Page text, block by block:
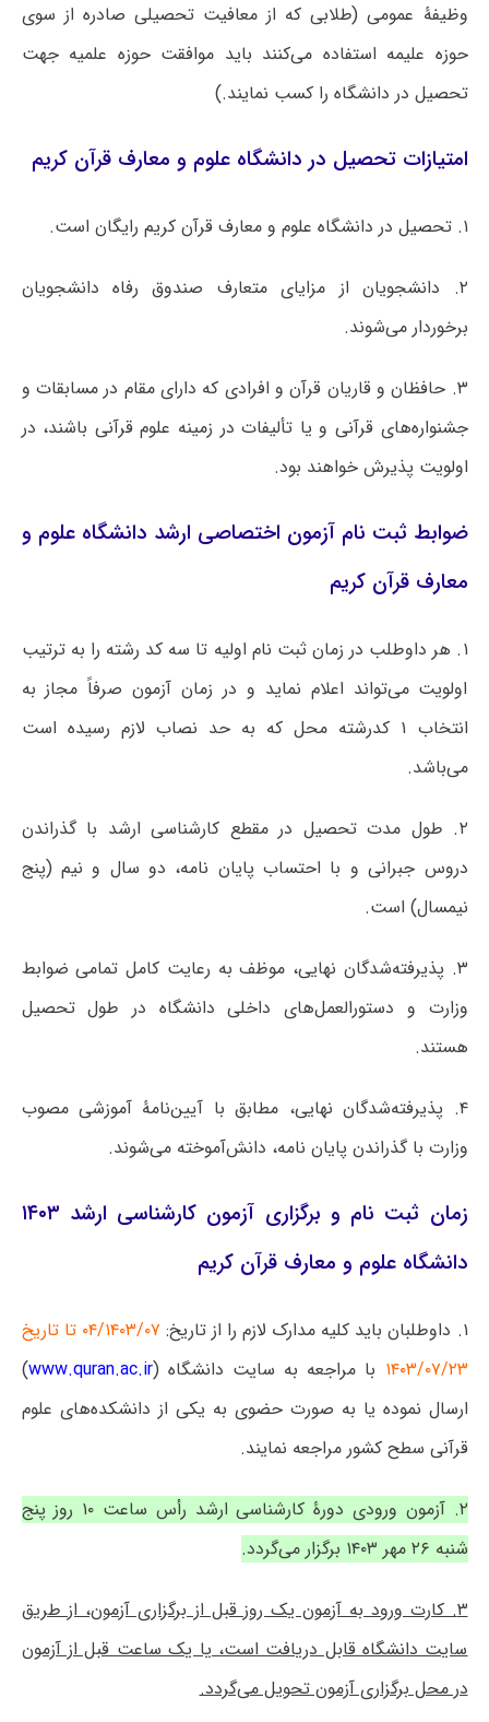
وظیفۀ عمومی (طلابی که از معافیت تحصیلی صادره از سوی
حوزه علیمه استفاده می‌کنند باید موافقت حوزه علمیه جهت
تحصیل در دانشگاه را کسب نمایند.)
امتیازات تحصیل در دانشگاه علوم و معارف قرآن کریم
۱. تحصیل در دانشگاه علوم و معارف قرآن کریم رایگان است.
۲. دانشجویان از مزایای متعارف صندوق رفاه دانشجویان
برخوردار می‌شوند.
۳. حافظان و قاریان قرآن و افرادی که دارای مقام در مسابقات و
جشنواره‌های قرآنی و یا تألیفات در زمینه علوم قرآنی باشند، در
اولویت پذیرش خواهند بود.
ضوابط ثبت نام آزمون اختصاصی ارشد دانشگاه علوم و
معارف قرآن کریم
۱. هر داوطلب در زمان ثبت نام اولیه تا سه کد رشته را به ترتیب
اولویت می‌تواند اعلام نماید و در زمان آزمون صرفاً مجاز به
انتخاب ۱ کدرشته محل که به حد نصاب لازم رسیده است
می‌باشد.
۲. طول مدت تحصیل در مقطع کارشناسی ارشد با گذراندن
دروس جبرانی و با احتساب پایان نامه، دو سال و نیم (پنج
نیمسال) است.
۳. پذیرفته‌شدگان نهایی، موظف به رعایت کامل تمامی ضوابط
وزارت و دستورالعمل‌های داخلی دانشگاه در طول تحصیل
هستند.
۴. پذیرفته‌شدگان نهایی، مطابق با آیین‌نامۀ آموزشی مصوب
وزارت با گذراندن پایان نامه، دانش‌آموخته می‌شوند.
زمان ثبت نام و برگزاری آزمون کارشناسی ارشد ۱۴۰۳
دانشگاه علوم و معارف قرآن کریم
۱. داوطلبان باید کلیه مدارک لازم را از تاریخ:
۰۴/۱۴۰۳/۰۷ تا تاریخ
۱۴۰۳/۰۷/۲۳ با مراجعه به سایت دانشگاه (www.quran.ac.ir
)
ارسال نموده یا به صورت حضوی به یکی از دانشکده‌های علوم
قرآنی سطح کشور مراجعه نمایند.
۲. آزمون ورودی دورۀ کارشناسی ارشد رأس ساعت ۱۰ روز پنج
شنبه ۲۶ مهر ۱۴۰۳ برگزار می‌گردد.
۳. کارت ورود به آزمون یک روز قبل از برگزاری آزمون، از طریق
سایت دانشگاه قابل دریافت است، یا یک ساعت قبل از آزمون
در محل برگزاری آزمون تحویل می‌گردد.